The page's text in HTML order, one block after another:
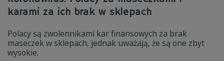
karami za ich brak w sklepach
Polacy są zwolennikami kar finansowych za brak
maseczek w sklepach, jednak uważają, że są one zbyt
wysokie.